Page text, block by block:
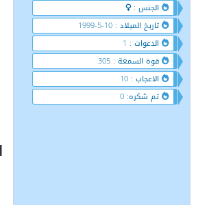
الجنس :
تاريخ الميلاد : 10-5-1999
الدعوات : 1
قوة السمعة : 305
الاعجاب : 10
تم شكره: 0